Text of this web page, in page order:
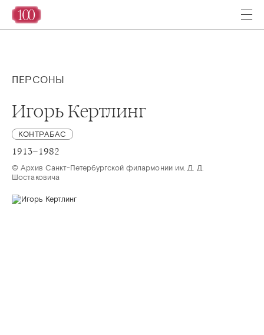
ПЕРСОНЫ
Игорь Кертлинг
КОНТРАБАС
1913–1982
© Архив Санкт-Петербургской филармонии им. Д. Д.
Шостаковича